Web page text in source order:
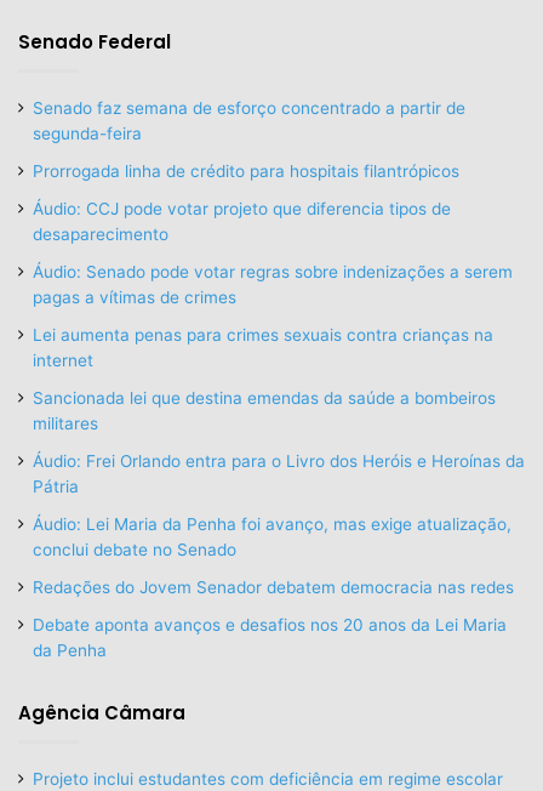
Senado Federal
Senado faz semana de esforço concentrado a partir de
segunda-feira
Prorrogada linha de crédito para hospitais filantrópicos
Áudio: CCJ pode votar projeto que diferencia tipos de
desaparecimento
Áudio: Senado pode votar regras sobre indenizações a serem
pagas a vítimas de crimes
Lei aumenta penas para crimes sexuais contra crianças na
internet
Sancionada lei que destina emendas da saúde a bombeiros
militares
Áudio: Frei Orlando entra para o Livro dos Heróis e Heroínas da
Pátria
Áudio: Lei Maria da Penha foi avanço, mas exige atualização,
conclui debate no Senado
Redações do Jovem Senador debatem democracia nas redes
Debate aponta avanços e desafios nos 20 anos da Lei Maria
da Penha
Agência Câmara
Projeto inclui estudantes com deficiência em regime escolar